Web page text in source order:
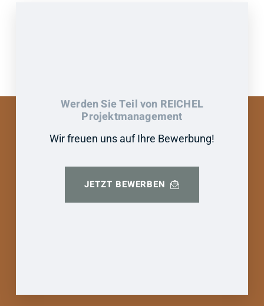
Werden Sie Teil von REICHEL
Projektmanagement
Wir freuen uns auf Ihre Bewerbung!
JETZT BEWERBEN